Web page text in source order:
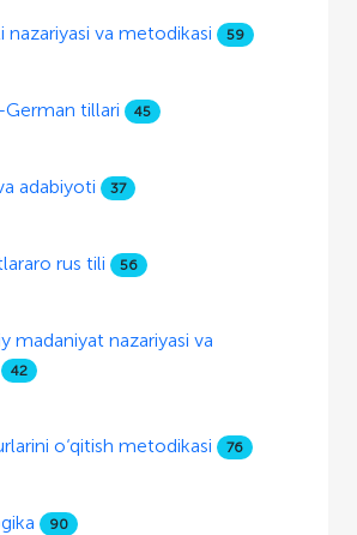
nazariyasi va metodikasi 59
tillari 45
adabiyoti 37
rus tili 56
madaniyat nazariyasi va
42
o‘qitish metodikasi 76
90